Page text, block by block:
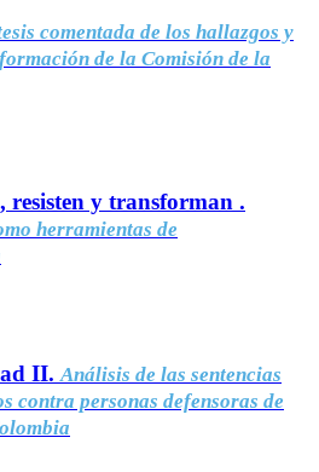
comentada de los hallazgos y
de la Comisión de la
resisten y transforman .
herramientas de
II. Análisis de las sentencias
contra personas defensoras de